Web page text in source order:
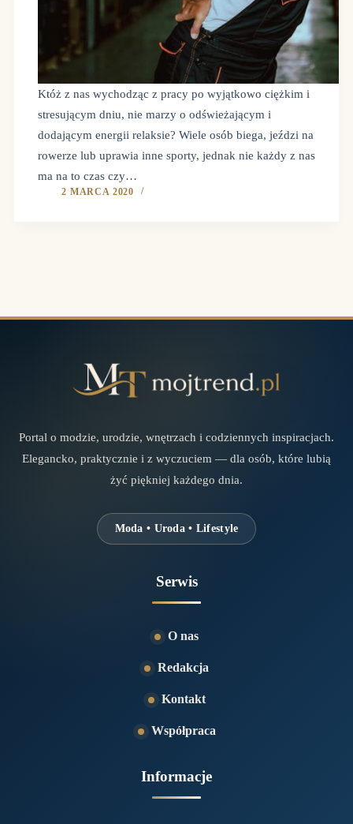
Któż z nas wychodząc z pracy po wyjątkowo ciężkim i
stresującym dniu, nie marzy o odświeżającym i
dodającym energii relaksie? Wiele osób biega, jeździ na
rowerze lub uprawia inne sporty, jednak nie każdy z nas
ma na to czas czy…
2 MARCA 2020
Portal o modzie, urodzie, wnętrzach i codziennych inspiracjach.
Elegancko, praktycznie i z wyczuciem — dla osób, które lubią
żyć piękniej każdego dnia.
Moda • Uroda • Lifestyle
Serwis
O nas
Redakcja
Kontakt
Współpraca
Informacje